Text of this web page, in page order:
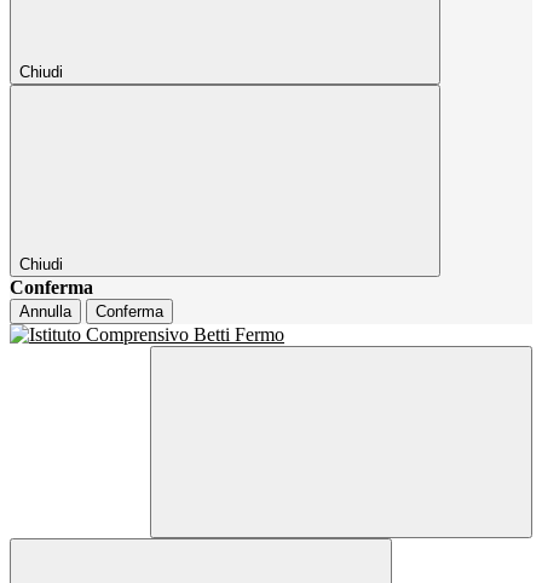
Chiudi
Chiudi
Conferma
Annulla Conferma